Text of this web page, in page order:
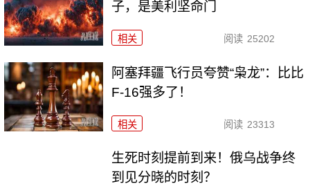
子，是美利坚命门
相关 阅读 25202
阿塞拜疆飞行员夸赞“枭龙”：比比
F-16强多了！
相关 阅读 23313
生死时刻提前到来！俄乌战争终
到见分晓的时刻？